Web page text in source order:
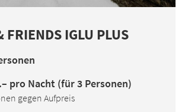
FRIENDS IGLU PLUS
pro Nacht (für 3 Personen)
gegen Aufpreis